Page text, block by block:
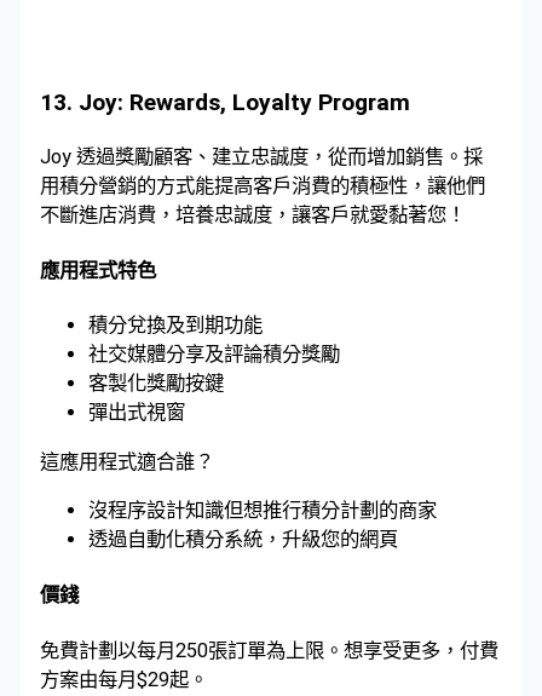
13. Joy: Rewards, Loyalty Program
Joy 透過獎勵顧客、建立忠誠度，從而增加銷售。採
用積分營銷的方式能提高客戶消費的積極性，讓他們
不斷進店消費，培養忠誠度，讓客戶就愛黏著您！
應用程式特色
積分兌換及到期功能
社交媒體分享及評論積分獎勵
客製化獎勵按鍵
彈出式視窗
這應用程式適合誰？
沒程序設計知識但想推行積分計劃的商家
透過自動化積分系統，升級您的網頁
價錢
免費計劃以每月250張訂單為上限。想享受更多，付費
方案由每月$29起。